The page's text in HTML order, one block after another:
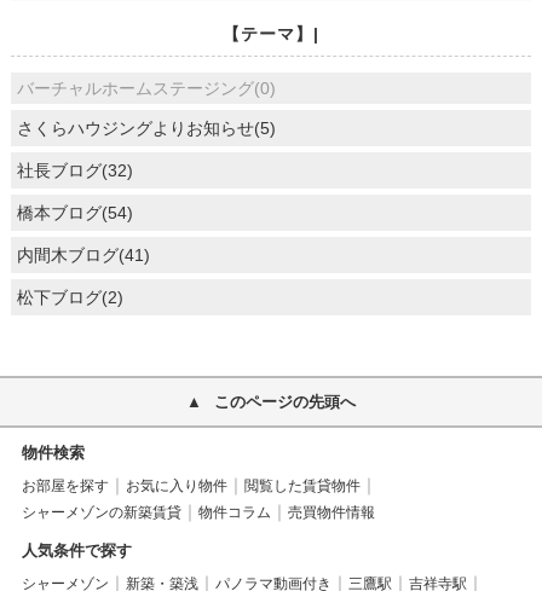
【テーマ】|
バーチャルホームステージング(0)
さくらハウジングよりお知らせ(5)
社長ブログ(32)
橋本ブログ(54)
内間木ブログ(41)
松下ブログ(2)
このページの先頭へ
物件検索
お部屋を探す お気に入り物件
閲覧した賃貸物件
シャーメゾンの新築賃貸
物件コラム 売買物件情報
人気条件で探す
シャーメゾン 新築・築浅 パノラマ動画付き 三鷹駅
吉祥寺駅